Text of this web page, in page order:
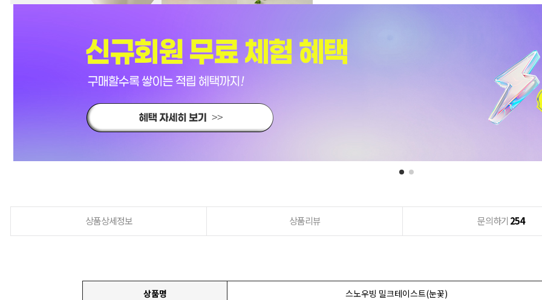
상품상세정보 상품리뷰 문의하기 254
상품명 스노우빙 밀크테이스트(눈꽃)